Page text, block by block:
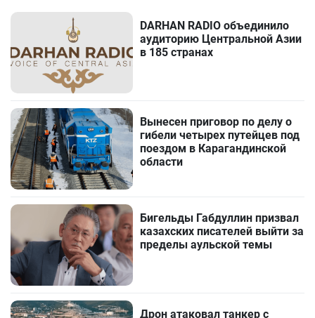
DARHAN RADIO объединило
аудиторию Центральной Азии
в 185 странах
Вынесен приговор по делу о
гибели четырех путейцев под
поездом в Карагандинской
области
Бигельды Габдуллин призвал
казахских писателей выйти за
пределы аульской темы
Дрон атаковал танкер с